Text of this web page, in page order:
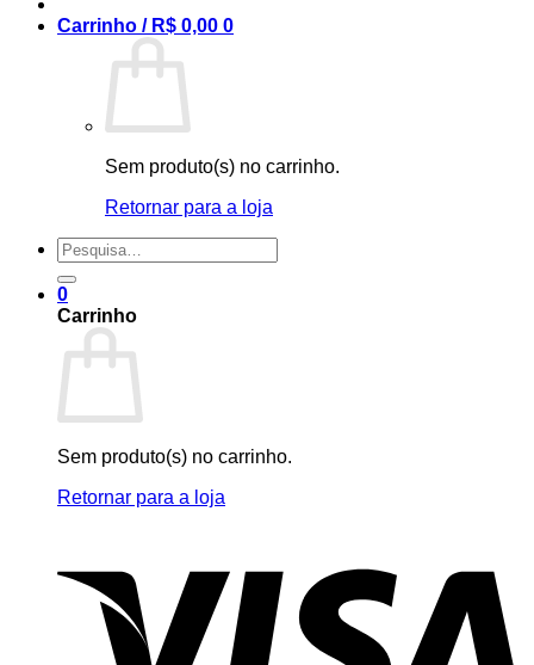
Carrinho / R$ 0,00 0
Sem produto(s) no carrinho.
Retornar para a loja
Pesquisar
por:
0
Carrinho
Sem produto(s) no carrinho.
Retornar para a loja